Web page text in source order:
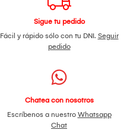
Sigue tu pedido
Fácil y rápido sólo con tu DNI. Seguir
pedido
Chatea con nosotros
Escríbenos a nuestro Whatsapp
Chat